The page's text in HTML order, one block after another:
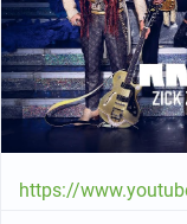
https://